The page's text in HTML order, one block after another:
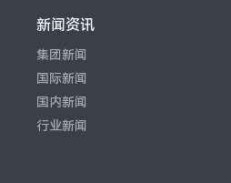
新闻资讯
集团新闻
国际新闻
国内新闻
行业新闻